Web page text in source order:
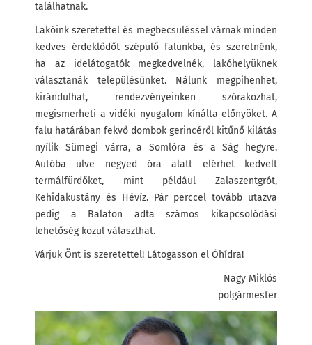
találhatnak.
Lakóink szeretettel és megbecsüléssel várnak minden
kedves érdeklődőt szépülő falunkba, és szeretnénk,
ha az idelátogatók megkedvelnék, lakóhelyüknek
választanák településünket. Nálunk megpihenhet,
kirándulhat, rendezvényeinken szórakozhat,
megismerheti a vidéki nyugalom kínálta előnyöket. A
falu határában fekvő dombok gerincéről kitűnő kilátás
nyílik Sümegi várra, a Somlóra és a Ság hegyre.
Autóba ülve negyed óra alatt elérhet kedvelt
termálfürdőket, mint például Zalaszentgrót,
Kehidakustány és Hévíz. Pár perccel tovább utazva
pedig a Balaton adta számos kikapcsolódási
lehetőség közül választhat.
Várjuk Önt is szeretettel! Látogasson el Óhídra!
Nagy Miklós
polgármester